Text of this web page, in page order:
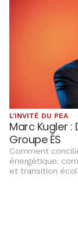
L'INVITÉ DU PEA
Marc Kugler
Groupe ÉS
Comment
énergétique,
et transition